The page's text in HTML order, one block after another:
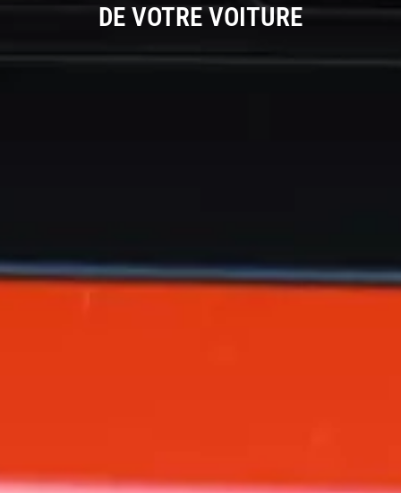
DE VOTRE VOITURE